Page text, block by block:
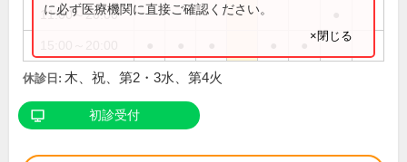
11:00～20:00
に必ず医療機関に直接ご確認ください。
×閉じる
休診日: 木、祝、第2・3水、第4火
初診受付